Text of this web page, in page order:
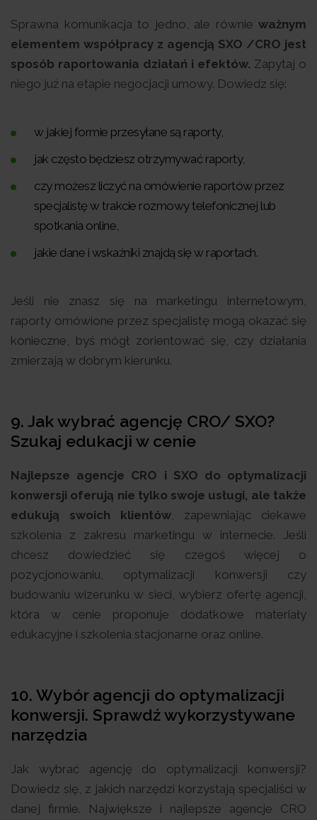
Sprawna komunikacja to jedno, ale równie ważnym
elementem współpracy z agencją SXO /CRO jest
sposób raportowania działań i efektów. Zapytaj o
niego już na etapie negocjacji umowy. Dowiedz się:
w jakiej formie przesyłane są raporty,
jak często będziesz otrzymywać raporty,
czy możesz liczyć na omówienie raportów przez
specjalistę w trakcie rozmowy telefonicznej lub
spotkania online,
jakie dane i wskaźniki znajdą się w raportach.
Jeśli nie znasz się na marketingu internetowym,
raporty omówione przez specjalistę mogą okazać się
konieczne, byś mógł zorientować się, czy działania
zmierzają w dobrym kierunku.
9. Jak wybrać agencję CRO/ SXO?
Szukaj edukacji w cenie
Najlepsze agencje CRO i SXO do optymalizacji
konwersji oferują nie tylko swoje usługi, ale także
edukują swoich klientów , zapewniając ciekawe
szkolenia z zakresu marketingu w internecie. Jeśli
chcesz dowiedzieć się czegoś więcej o
pozycjonowaniu, optymalizacji konwersji czy
budowaniu wizerunku w sieci, wybierz ofertę agencji,
która w cenie proponuje dodatkowe materiały
edukacyjne i szkolenia stacjonarne oraz online.
10. Wybór agencji do optymalizacji
konwersji. Sprawdź wykorzystywane
narzędzia
Jak wybrać agencję do optymalizacji konwersji?
Dowiedz się, z jakich narzędzi korzystają specjaliści w
danej firmie. Największe i najlepsze agencje CRO